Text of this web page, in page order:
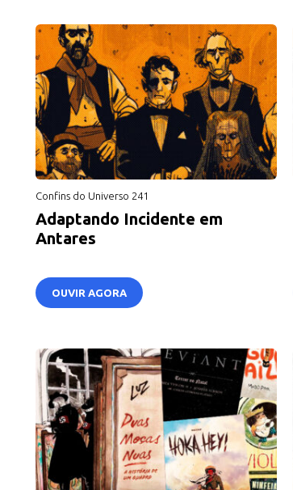
Confins do Universo 241
Adaptando Incidente em
Antares
OUVIR AGORA